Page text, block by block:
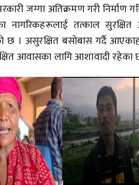
जग्गा अतिक्रमण गरी निर्माण
नागरिकहरूलाई तत्काल
छ । असुरक्षित बसोबास गर्दै
आवासका लागि आशावादी रहेका